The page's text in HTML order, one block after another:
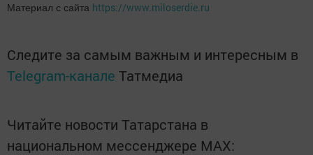
Материал с сайта https://www.miloserdie.ru
Следите за самым важным и интересным в
Telegram-канале Татмедиа
Читайте новости Татарстана в
национальном мессенджере MАХ: